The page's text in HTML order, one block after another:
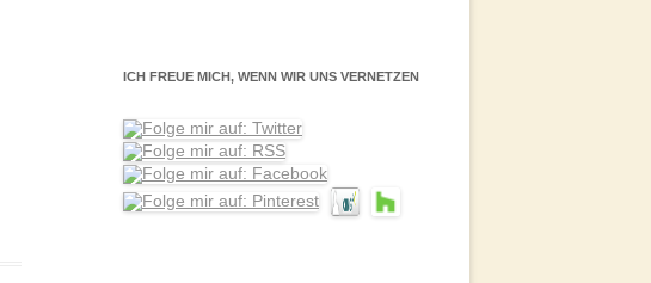
ICH FREUE MICH, WENN WIR UNS VERNETZEN